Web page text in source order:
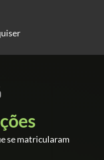
se matricularam